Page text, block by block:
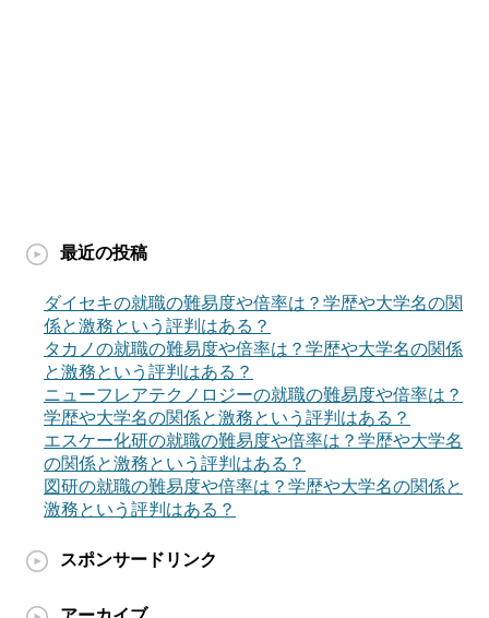
最近の投稿
ダイセキの就職の難易度や倍率は？学歴や大学名の関
係と激務という評判はある？
タカノの就職の難易度や倍率は？学歴や大学名の関係
と激務という評判はある？
ニューフレアテクノロジーの就職の難易度や倍率は？
学歴や大学名の関係と激務という評判はある？
エスケー化研の就職の難易度や倍率は？学歴や大学名
の関係と激務という評判はある？
図研の就職の難易度や倍率は？学歴や大学名の関係と
激務という評判はある？
スポンサードリンク